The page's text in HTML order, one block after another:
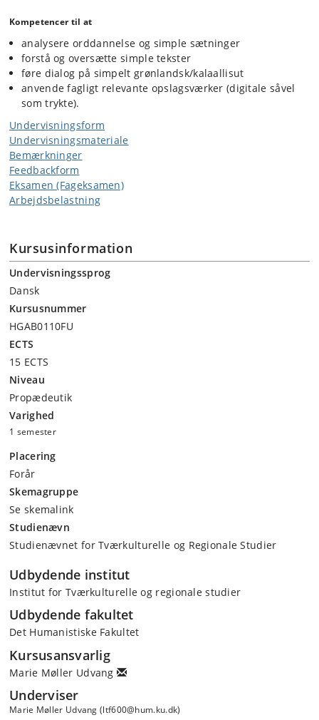
Kompetencer til at
analysere orddannelse og simple sætninger
forstå og oversætte simple tekster
føre dialog på simpelt grønlandsk/kalaallisut
anvende fagligt relevante opslagsværker (digitale såvel
som trykte).
Undervisningsform
Undervisningsmateriale
Bemærkninger
Feedbackform
Eksamen (Fageksamen)
Arbejdsbelastning
Kursusinformation
Undervisningssprog
Dansk
Kursusnummer
HGAB0110FU
ECTS
15 ECTS
Niveau
Propædeutik
Varighed
1 semester
Placering
Forår
Skemagruppe
Se skemalink
Studienævn
Studienævnet for Tværkulturelle og Regionale Studier
Udbydende institut
Institut for Tværkulturelle og regionale studier
Udbydende fakultet
Det Humanistiske Fakultet
Kursusansvarlig
Marie Møller Udvang
Underviser
Marie Møller Udvang (ltf600@hum.ku.dk)